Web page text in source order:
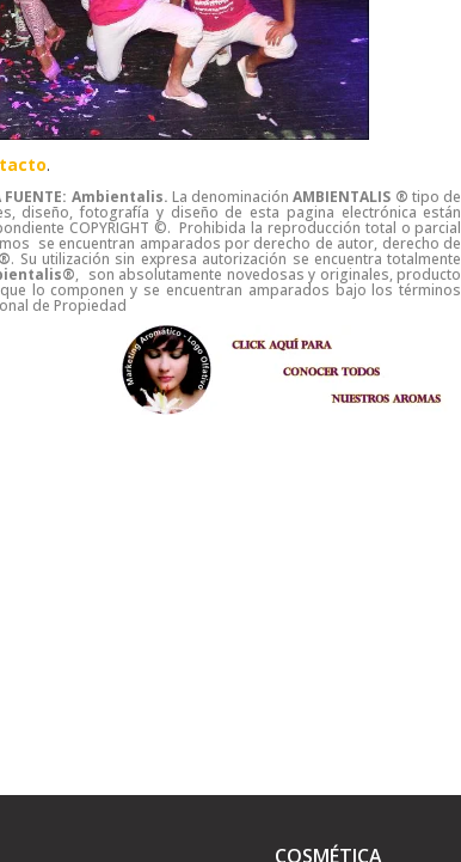
.
FUENTE: Ambientalis. La denominaciónAMBIENTALIS ® tipo de
fotografía y diseño de esta pagina electrónica están
COPYRIGHT ©. Prohibida la reproducción total o parcial
se encuentran amparados por derecho de autor, derecho de
. Su utilización sin expresa autorización se encuentra totalmente
, son absolutamente novedosas y originales, producto
lo componen y se encuentran amparados bajo los términos
de Propiedad
COSMÉTICA